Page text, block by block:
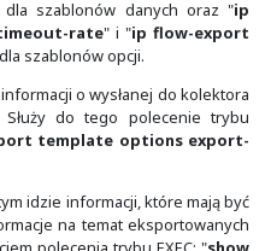
interfejsu najczęściej
danych na wyjściu
wejściowym,
dane na wejściu, nie
odpowiednich